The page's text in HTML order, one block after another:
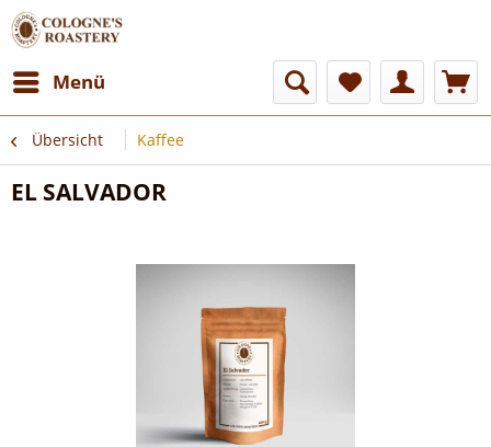
Menü
Übersicht Kaffee
EL SALVADOR